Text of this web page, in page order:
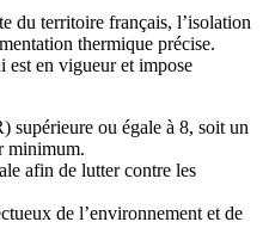
du territoire français, l’isolation
thermique précise.
est en vigueur et impose
supérieure ou égale à 8, soit un
minimum.
afin de lutter contre les
de l’environnement et de